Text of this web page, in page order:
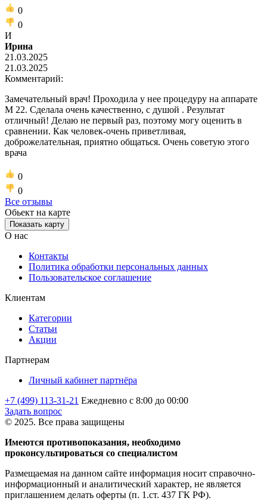
0
0
И
Ирина
21.03.2025
21.03.2025
Комментарий:
Замечательный врач! Проходила у нее процедуру на аппарате
М 22. Сделала очень качественно, с душой . Результат
отличный! Делаю не первый раз, поэтому могу оценить в
сравнении. Как человек-очень приветливая,
доброжелательная, приятно общаться. Очень советую этого
врача
0
0
Все отзывы
Обьект на карте
Показать карту
О нас
Контакты
Политика обработки персональных данных
Пользовательское соглашение
Клиентам
Категории
Статьи
Акции
Партнерам
Личный кабинет партнёра
+7 (499) 113-31-21 Ежедневно с 8:00 до 00:00
Задать вопрос
© 2025. Все права защищены
Имеются противопоказания, необходимо
проконсультироваться со специалистом
Размещаемая на данном сайте информация носит справочно-
информационный и аналитический характер, не является
приглашением делать оферты (п. 1.ст. 437 ГК РФ).